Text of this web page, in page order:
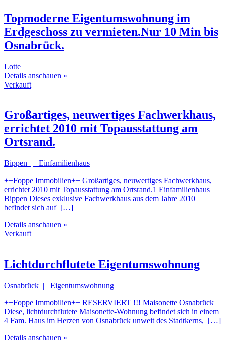
Topmoderne Eigentumswohnung im
Erdgeschoss zu vermieten.Nur 10 Min bis
Osnabrück.
Lotte
Details anschauen »
Verkauft
Großartiges, neuwertiges Fachwerkhaus,
errichtet 2010 mit Topausstattung am
Ortsrand.
Bippen | Einfamilienhaus
++Foppe Immobilien++ Großartiges, neuwertiges Fachwerkhaus,
errichtet 2010 mit Topausstattung am Ortsrand.1 Einfamilienhaus
Bippen Dieses exklusive Fachwerkhaus aus dem Jahre 2010
befindet sich auf […]
Details anschauen »
Verkauft
Lichtdurchflutete Eigentumswohnung
Osnabrück | Eigentumswohnung
++Foppe Immobilien++ RESERVIERT !!! Maisonette Osnabrück
Diese, lichtdurchflutete Maisonette-Wohnung befindet sich in einem
4 Fam. Haus im Herzen von Osnabrück unweit des Stadtkerns, […]
Details anschauen »